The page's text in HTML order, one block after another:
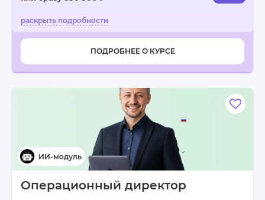
ПОДРОБНЕЕ О КУРСЕ
Операционный директор